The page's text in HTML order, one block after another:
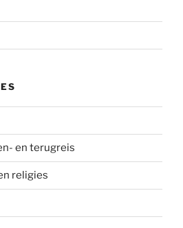
en terugreis
religies